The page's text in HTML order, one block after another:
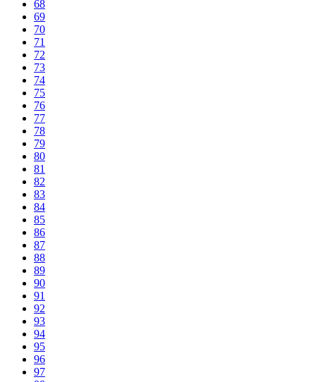
68
69
70
71
72
73
74
75
76
77
78
79
80
81
82
83
84
85
86
87
88
89
90
91
92
93
94
95
96
97